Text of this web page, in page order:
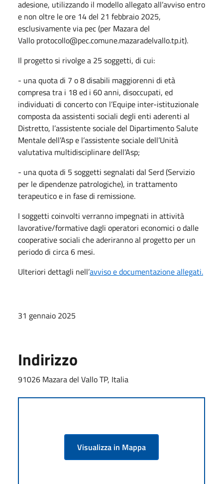
adesione, utilizzando il modello allegato all’avviso entro
e non oltre le ore 14 del 21 febbraio 2025,
esclusivamente via pec (per Mazara del
Vallo protocollo@pec.comune.mazaradelvallo.tp.it).
Il progetto si rivolge a 25 soggetti, di cui:
- una quota di 7 o 8 disabili maggiorenni di età
compresa tra i 18 ed i 60 anni, disoccupati, ed
individuati di concerto con l’Equipe inter-istituzionale
composta da assistenti sociali degli enti aderenti al
Distretto, l’assistente sociale del Dipartimento Salute
Mentale dell’Asp e l’assistente sociale dell’Unità
valutativa multidisciplinare dell’Asp;
- una quota di 5 soggetti segnalati dal Serd (Servizio
per le dipendenze patrologiche), in trattamento
terapeutico e in fase di remissione.
I soggetti coinvolti verranno impegnati in attività
lavorative/formative dagli operatori economici o dalle
cooperative sociali che aderiranno al progetto per un
periodo di circa 6 mesi.
Ulteriori dettagli nell’avviso e documentazione allegati.
31 gennaio 2025
Indirizzo
91026 Mazara del Vallo TP, Italia
Visualizza in Mappa